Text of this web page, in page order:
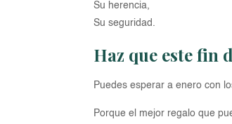
Su herencia,
Su seguridad.
Haz que este fin
Puedes esperar a enero con
Porque el mejor regalo que